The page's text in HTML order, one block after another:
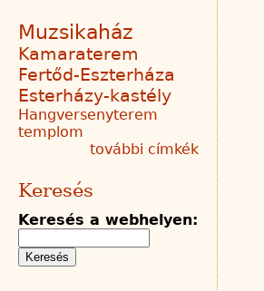
Muzsikaház
Kamaraterem
Fertőd-Eszterháza
Esterházy-kastély
Hangversenyterem
templom
további címkék
Keresés
Keresés a webhelyen: